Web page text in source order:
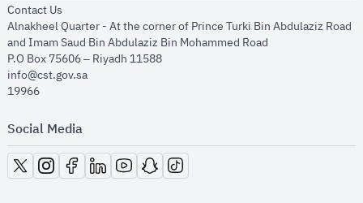
Contact Us
Alnakheel Quarter - At the corner of Prince Turki Bin Abdulaziz Road
and Imam Saud Bin Abdulaziz Bin Mohammed Road​
P.O Box 75606 – Riyadh 11588
info@cst.gov.sa
19966
Social Media
opens in new window
opens in new window
opens in new window
opens in new window
opens in new window
opens in new window
opens in new window